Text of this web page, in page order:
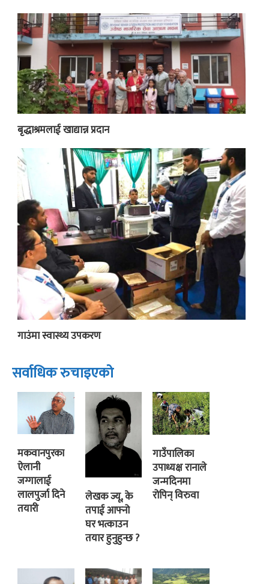
बृद्धाश्रमलाई खाद्यान्न प्रदान
गाउंमा स्वास्थ्य उपकरण
सर्वाधिक रुचाइएको
मकवानपुरका
ऐलानी
जग्गालाई
लालपुर्जा दिने
तयारी
लेखक ज्यू, के
तपाई आफ्नो
घर भत्काउन
तयार हुनुहुन्छ ?
गाउँपालिका
उपाध्यक्ष रानाले
जन्मदिनमा
रोपिन् विरुवा